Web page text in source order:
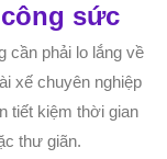
sức
cần phải lo lắng về
xế chuyên nghiệp
tiết kiệm thời gian
thư giãn.